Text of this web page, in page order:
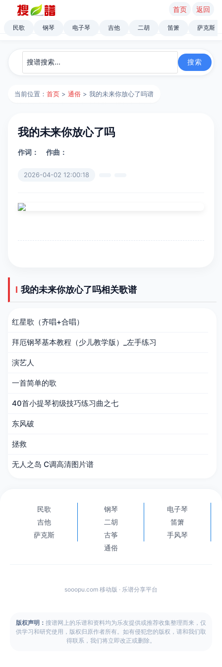
首页 返回
民歌 钢琴 电子琴 吉他 二胡 笛箫 萨克斯
当前位置：首页 >通俗 > 我的未来你放心了吗谱
我的未来你放心了吗
作词： 作曲：
2026-04-02 12:00:18
我的未来你放心了吗相关歌谱
红星歌（齐唱+合唱）
拜厄钢琴基本教程（少儿教学版）_左手练习
演艺人
一首简单的歌
40首小提琴初级技巧练习曲之七
东风破
拯救
无人之岛 C调高清图片谱
民歌 钢琴
电子琴
吉他
二胡
笛箫
萨克斯
古筝
手风琴
通俗
sooopu.com 移动版 · 乐谱分享平台
版权声明： 搜谱网上的乐谱和资料均为乐友提供或推荐收集整理而来，仅
供学习和研究使用，版权归原作者所有。如有侵犯您的版权，请和我们取
得联系，我们将立即改正或删除。